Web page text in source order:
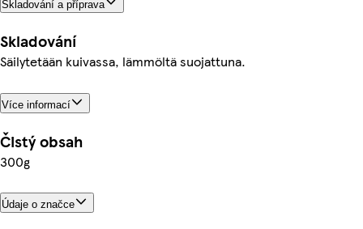
Skladování a příprava
Skladování
Säilytetään kuivassa, lämmöltä suojattuna.
Více informací
Čistý obsah
300g
Údaje o značce